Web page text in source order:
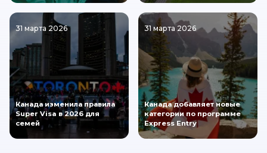
31 марта 2026
Канада изменила правила
Super Visa в 2026 для
семей
31 марта 2026
Канада добавляет новые
категории по программе
Express Entry